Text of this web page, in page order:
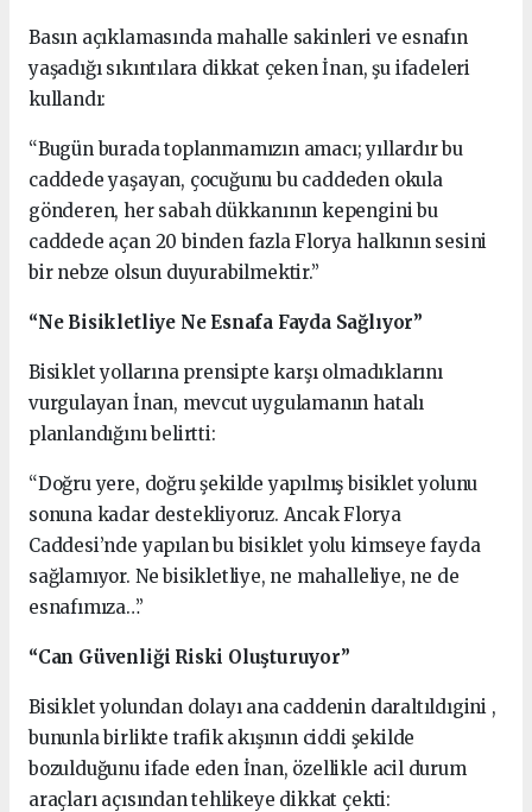
Basın açıklamasında mahalle sakinleri ve esnafın
yaşadığı sıkıntılara dikkat çeken İnan, şu ifadeleri
kullandı:
“Bugün burada toplanmamızın amacı; yıllardır bu
caddede yaşayan, çocuğunu bu caddeden okula
gönderen, her sabah dükkanının kepengini bu
caddede açan 20 binden fazla Florya halkının sesini
bir nebze olsun duyurabilmektir.”
“Ne Bisikletliye Ne Esnafa Fayda Sağlıyor”
Bisiklet yollarına prensipte karşı olmadıklarını
vurgulayan İnan, mevcut uygulamanın hatalı
planlandığını belirtti:
“Doğru yere, doğru şekilde yapılmış bisiklet yolunu
sonuna kadar destekliyoruz. Ancak Florya
Caddesi’nde yapılan bu bisiklet yolu kimseye fayda
sağlamıyor. Ne bisikletliye, ne mahalleliye, ne de
esnafımıza…”
“Can Güvenliği Riski Oluşturuyor”
Bisiklet yolundan dolayı ana caddenin daraltıldıgini ,
bununla birlikte trafik akışının ciddi şekilde
bozulduğunu ifade eden İnan, özellikle acil durum
araçları açısından tehlikeye dikkat çekti: